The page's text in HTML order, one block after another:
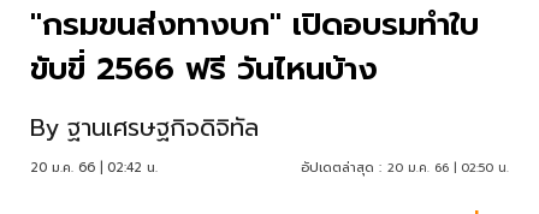
"กรมขนส่งทางบก" เปิดอบรมทำใบ
ขับขี่ 2566 ฟรี วันไหนบ้าง
By ฐานเศรษฐกิจดิจิทัล
20 ม.ค. 66 | 02:42 น. อัปเดตล่าสุด : 20 ม.ค. 66 | 02:50 น.